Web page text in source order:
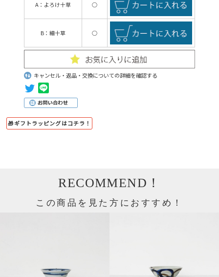
A：よろけ十草 ○
B：細十草 ○
キャンセル・返品・交換についての詳細を確認する
🎁ギフトラッピングはコチラ！
RECOMMEND！
この商品を見た方におすすめ！